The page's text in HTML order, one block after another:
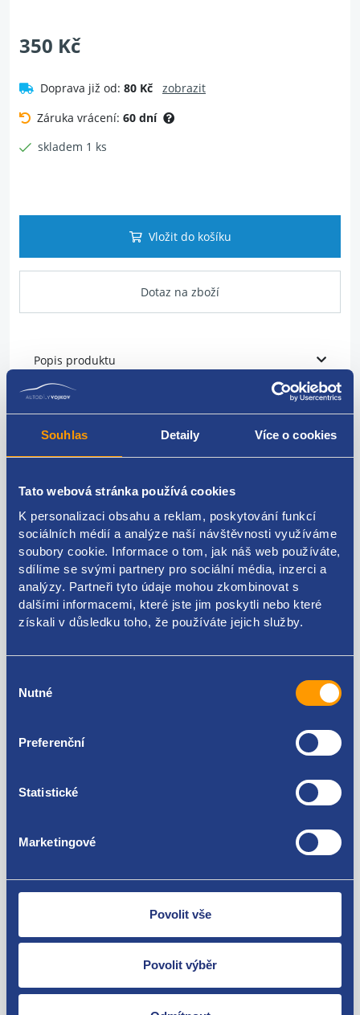
Souhlas Detaily Více o cookies
Tato webová stránka používá cookies
K personalizaci obsahu a reklam, poskytování funkcí
sociálních médií a analýze naší návštěvnosti využíváme
soubory cookie. Informace o tom, jak náš web používáte,
sdílíme se svými partnery pro sociální média, inzerci a
analýzy. Partneři tyto údaje mohou zkombinovat s
dalšími informacemi, které jste jim poskytli nebo které
získali v důsledku toho, že používáte jejich služby.
souhlasu
Nutné
Preferenční
Statistické
Marketingové
Povolit vše
Povolit výběr
350 Kč
Doprava již od: 80 Kč
zobrazit
Záruka vrácení: 60 dní
skladem 1 ks
Vložit do košíku
Dotaz na zboží
Popis produktu
vodní hadice
umístění: topení
Kódy produktu
6466VV 9684639980
Peugeot 208 1.6 HDi
Citroen C3 Picasso 1.6 HDi
Nejste spokojeni? Vyřešíme to!
Zboží můžete vrátit do 60 dnů od